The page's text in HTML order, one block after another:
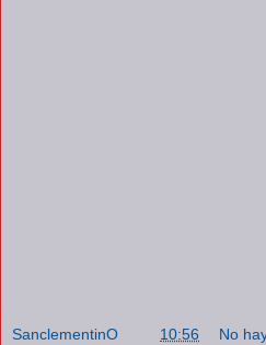
SanclementinO 10:56 No